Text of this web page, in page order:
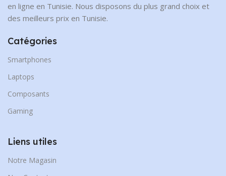
en ligne en Tunisie. Nous disposons du plus grand choix et
des meilleurs prix en Tunisie.
Catégories
Smartphones
Laptops
Composants
Gaming
Liens utiles
Notre Magasin